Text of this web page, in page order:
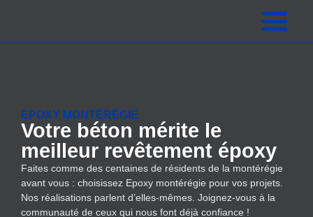
EPOXY MONTÉRÉGIE
Votre béton mérite le
meilleur revêtement époxy
Faites comme des centaines de résidents de la montérégie
avant vous : choisissez Epoxy montérégie pour vos projets.
Nos réalisations parlent d’elles-mêmes. Joignez-vous à la
communauté de ceux qui nous font déjà confiance !